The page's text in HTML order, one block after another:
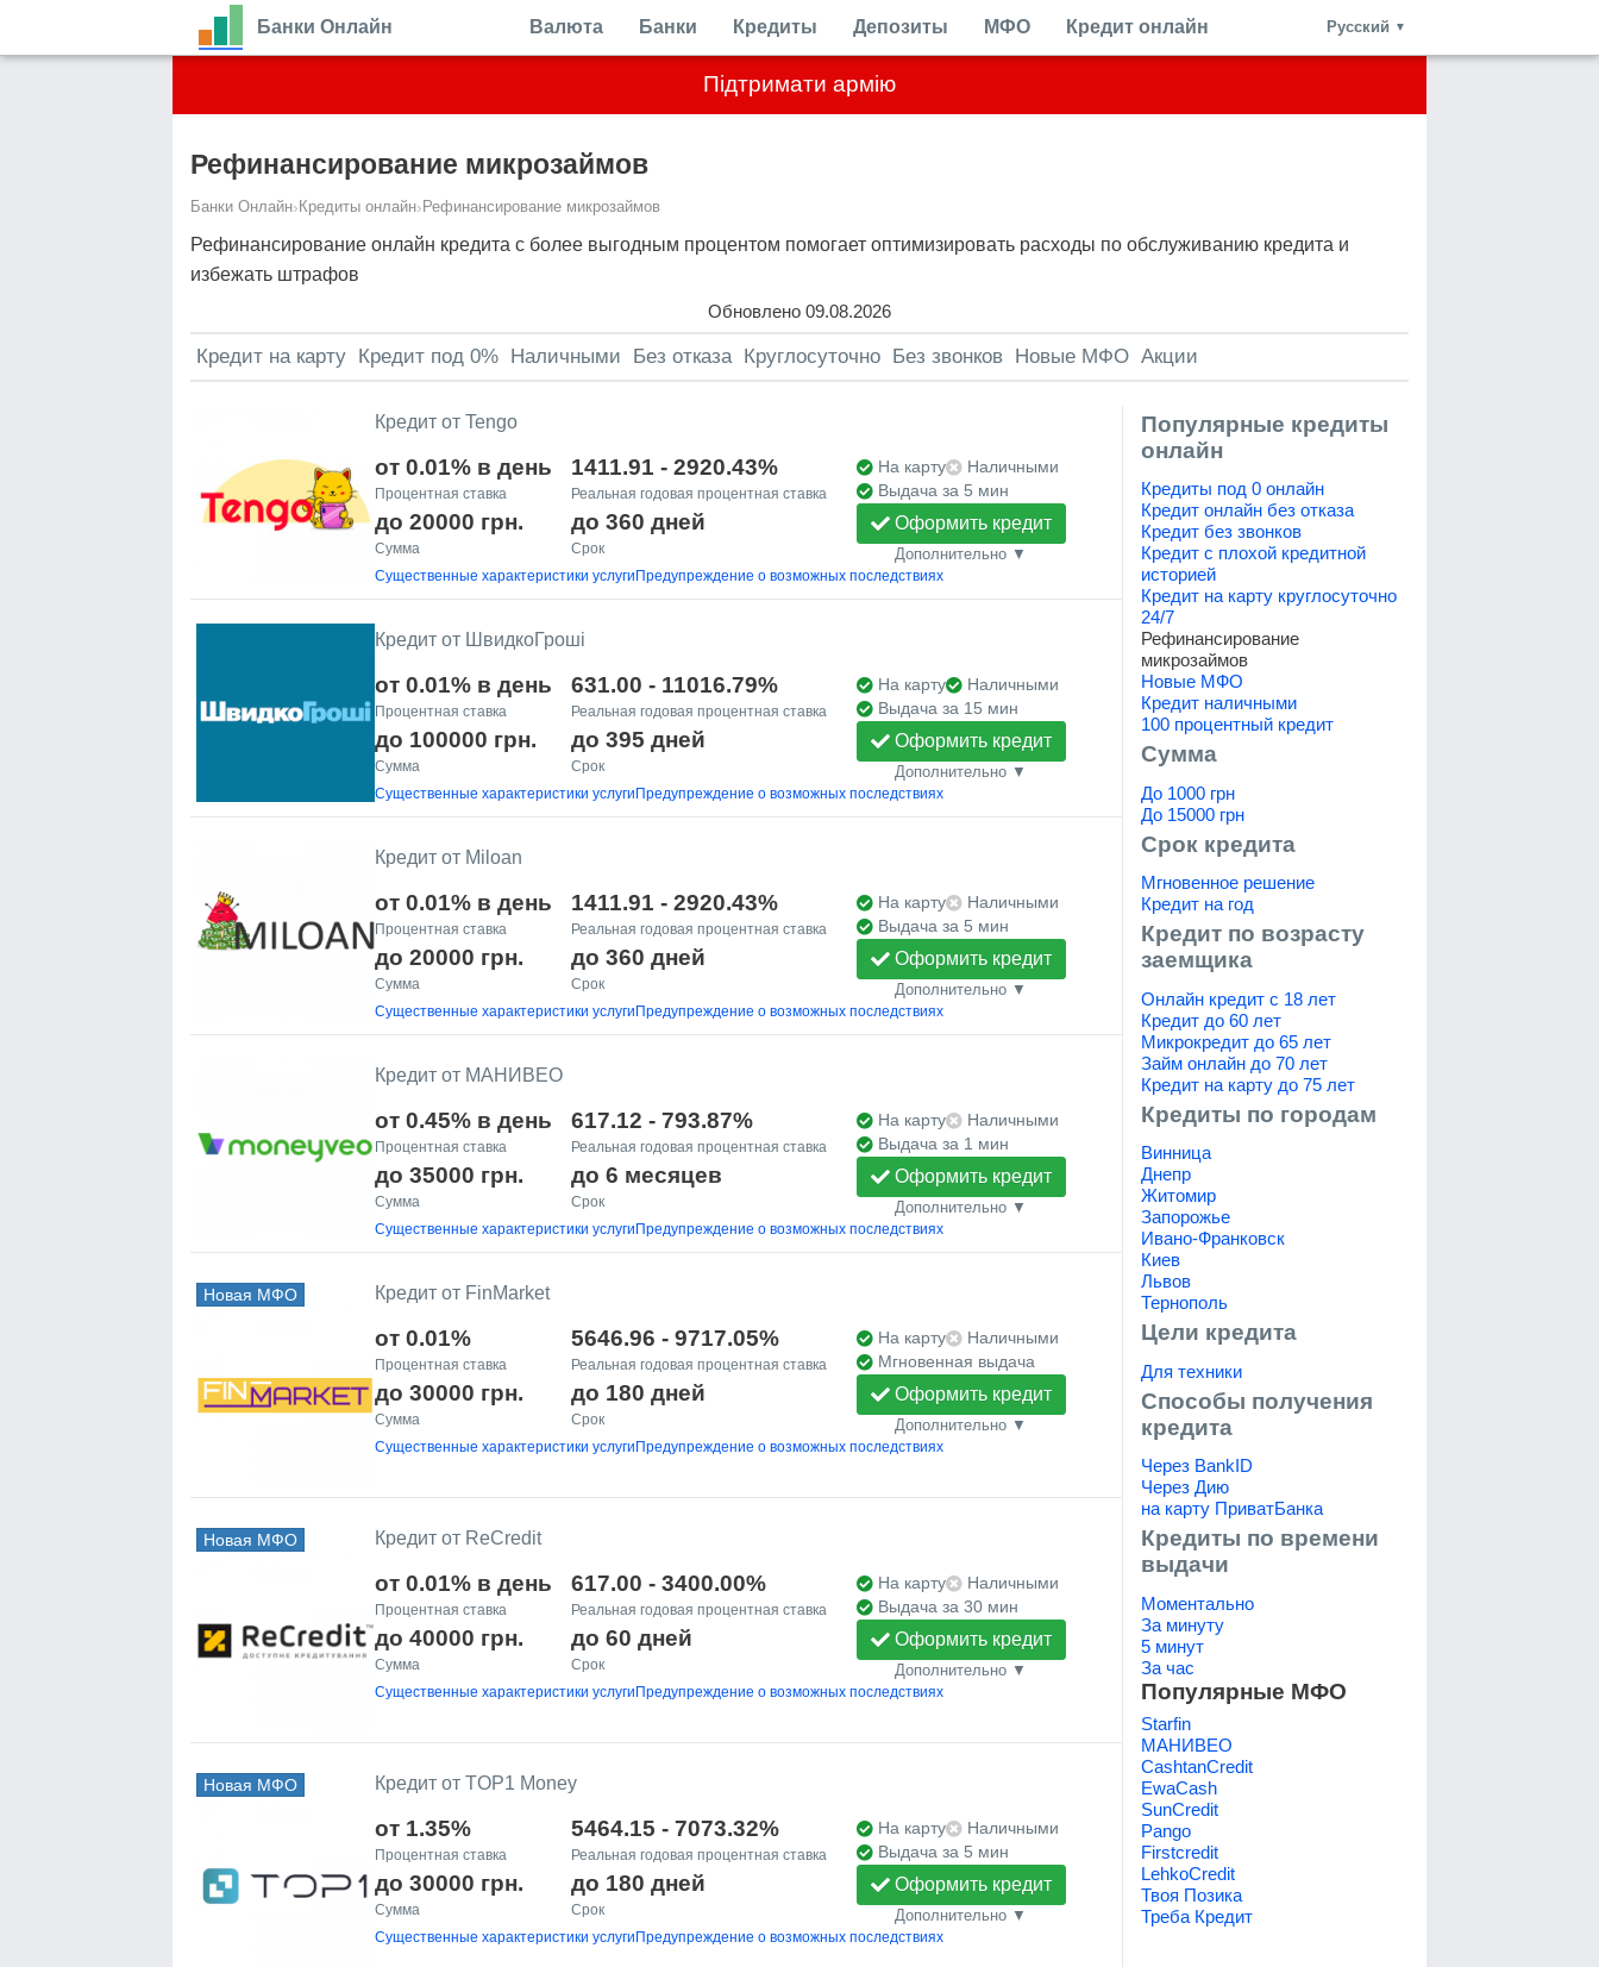
Підтримати армію
Банки Онлайн Валюта Банки Кредиты Депозиты МФО Кредит онлайн Русский ▼
Рефинансирование микрозаймов
Банки Онлайн› Кредиты онлайн› Рефинансирование микрозаймов
Рефинансирование онлайн кредита с более выгодным процентом помогает оптимизировать расходы по обслуживанию кредита и
избежать штрафов
Обновлено 09.08.2026
Кредит на карту Кредит под 0% Наличными Без отказа Круглосуточно Без звонков Новые МФО Акции
Кредит от Tengo
от 0.01% в день
Процентная ставка
1411.91 - 2920.43%
Реальная годовая процентная ставка
до 20000 грн.
Сумма
до 360 дней
Срок
На карту
Наличными
Выдача за 5 мин
Оформить кредит
Дополнительно ▼
Существенные характеристики услугиПредупреждение о возможных последствиях
Кредит от ШвидкоГроші
от 0.01% в день
Процентная ставка
631.00 - 11016.79%
Реальная годовая процентная ставка
до 100000 грн.
Сумма
до 395 дней
Срок
На карту
Наличными
Выдача за 15 мин
Оформить кредит
Дополнительно ▼
Существенные характеристики услугиПредупреждение о возможных последствиях
Кредит от Miloan
от 0.01% в день
Процентная ставка
1411.91 - 2920.43%
Реальная годовая процентная ставка
до 20000 грн.
Сумма
до 360 дней
Срок
На карту
Наличными
Выдача за 5 мин
Оформить кредит
Дополнительно ▼
Существенные характеристики услугиПредупреждение о возможных последствиях
Кредит от МАНИВЕО
от 0.45% в день
Процентная ставка
617.12 - 793.87%
Реальная годовая процентная ставка
до 35000 грн.
Сумма
до 6 месяцев
Срок
На карту
Наличными
Выдача за 1 мин
Оформить кредит
Дополнительно ▼
Существенные характеристики услугиПредупреждение о возможных последствиях
Новая МФО Кредит от FinMarket
от 0.01%
Процентная ставка
5646.96 - 9717.05%
Реальная годовая процентная ставка
до 30000 грн.
Сумма
до 180 дней
Срок
На карту
Наличными
Мгновенная выдача
Оформить кредит
Дополнительно ▼
Существенные характеристики услугиПредупреждение о возможных последствиях
Новая МФО Кредит от ReCredit
от 0.01% в день
Процентная ставка
617.00 - 3400.00%
Реальная годовая процентная ставка
до 40000 грн.
Сумма
до 60 дней
Срок
На карту
Наличными
Выдача за 30 мин
Оформить кредит
Дополнительно ▼
Существенные характеристики услугиПредупреждение о возможных последствиях
Новая МФО Кредит от TOP1 Money
от 1.35%
Процентная ставка
5464.15 - 7073.32%
Реальная годовая процентная ставка
до 30000 грн.
Сумма
до 180 дней
Срок
На карту
Наличными
Выдача за 5 мин
Оформить кредит
Дополнительно ▼
Существенные характеристики услугиПредупреждение о возможных последствиях
Популярные кредиты
онлайн
Кредиты под 0 онлайн
Кредит онлайн без отказа
Кредит без звонков
Кредит с плохой кредитной
историей
Кредит на карту круглосуточно
24/7
Рефинансирование
микрозаймов
Новые МФО
Кредит наличными
100 процентный кредит
Сумма
До 1000 грн
До 15000 грн
Срок кредита
Мгновенное решение
Кредит на год
Кредит по возрасту
заемщика
Онлайн кредит с 18 лет
Кредит до 60 лет
Микрокредит до 65 лет
Займ онлайн до 70 лет
Кредит на карту до 75 лет
Кредиты по городам
Винница
Днепр
Житомир
Запорожье
Ивано-Франковск
Киев
Львов
Тернополь
Цели кредита
Для техники
Способы получения
кредита
Через BankID
Через Дию
на карту ПриватБанка
Кредиты по времени
выдачи
Моментально
За минуту
5 минут
За час
Популярные МФО
Starfin
МАНИВЕО
CashtanCredit
EwaCash
SunCredit
Pango
Firstcredit
LehkoCredit
Твоя Позика
Треба Кредит